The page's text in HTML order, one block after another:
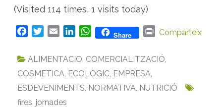
(Visited 114 times, 1 visits today)
c
b
o
o
t
e
r
a
l
n
e
d
W
a
t
s
A
Share
P
i
Comparteix
ALIMENTACIO, COMERCIALITZACIÓ,
COSMETICA, ECOLÒGIC, EMPRESA,
ESDEVENIMENTS, NORMATIVA, NUTRICIÓ
fires, jornades